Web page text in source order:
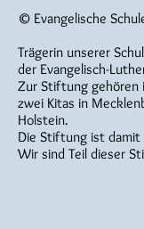
© Evangelische
Trägerin unserer
der Evangelisch-
Zur Stiftung gehören
zwei Kitas in
Holstein.
Die Stiftung ist damit
Wir sind Teil dieser